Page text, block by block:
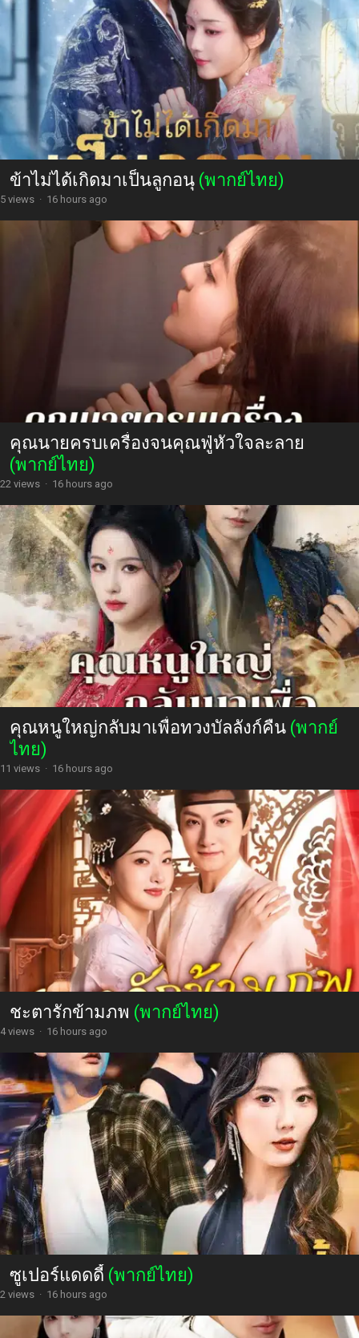
ข้าไม่ได้เกิดมาเป็นลูกอนุ (พากย์ไทย)
5 views · 16 hours ago
คุณนายครบเครื่องจนคุณฟู่หัวใจละลาย
(พากย์ไทย)
22 views · 16 hours ago
คุณหนูใหญ่กลับมาเพื่อทวงบัลลังก์คืน (พากย์
ไทย)
11 views · 16 hours ago
ชะตารักข้ามภพ (พากย์ไทย)
4 views · 16 hours ago
ซูเปอร์แดดดี้ (พากย์ไทย)
2 views · 16 hours ago